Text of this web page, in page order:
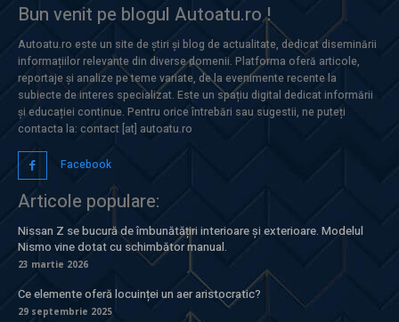
Bun venit pe blogul Autoatu.ro !
Autoatu.ro este un site de știri și blog de actualitate, dedicat diseminării
informațiilor relevante din diverse domenii. Platforma oferă articole,
reportaje și analize pe teme variate, de la evenimente recente la
subiecte de interes specializat. Este un spațiu digital dedicat informării
și educației continue. Pentru orice întrebări sau sugestii, ne puteți
contacta la: contact [at] autoatu.ro
Facebook
Articole populare:
Nissan Z se bucură de îmbunătățiri interioare și exterioare. Modelul
Nismo vine dotat cu schimbător manual.
23 martie 2026
Ce elemente oferă locuinței un aer aristocratic?
29 septembrie 2025